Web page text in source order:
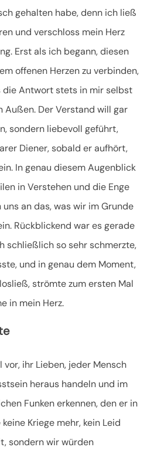
gehalten habe, denn ich ließ
und verschloss mein Herz
Erst als ich begann, diesen
offenen Herzen zu verbinden,
die Antwort stets in mir selbst
Außen. Der Verstand will gar
sondern liebevoll geführt,
Diener, sobald er aufhört,
In genau diesem Augenblick
in Verstehen und die Enge
an das, was wir im Grunde
Rückblickend war es gerade
schließlich so sehr schmerzte,
und in genau dem Moment,
strömte zum ersten Mal
in mein Herz.
ihr Lieben, jeder Mensch
heraus handeln und im
Funken erkennen, den er in
Kriege mehr, kein Leid
sondern wir würden